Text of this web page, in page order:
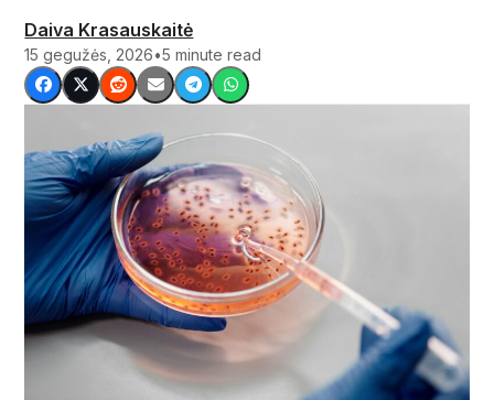
Daiva Krasauskaitė
15 gegužės, 2026•5 minute read